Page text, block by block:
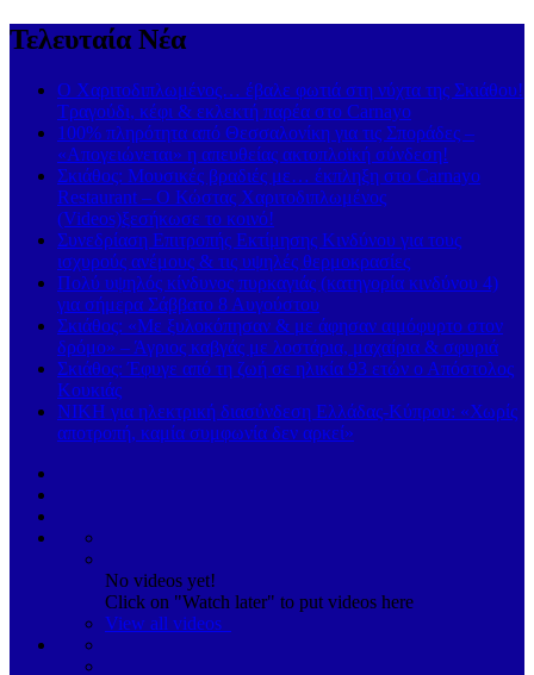
Τελευταία Νέα
Ο Χαριτοδιπλωμένος… έβαλε φωτιά στη νύχτα της Σκιάθου!
Τραγούδι, κέφι & εκλεκτή παρέα στο Carnayo
100% πληρότητα από Θεσσαλονίκη για τις Σποράδες –
«Απογειώνεται» η απευθείας ακτοπλοϊκή σύνδεση!
Σκιάθος: Μουσικές βραδιές με… έκπληξη στο Carnayo
Restaurant – Ο Κώστας Χαριτοδιπλωμένος
(Videos)ξεσήκωσε το κοινό!
Συνεδρίαση Επιτροπής Εκτίμησης Κινδύνου για τους
ισχυρούς ανέμους & τις υψηλές θερμοκρασίες
Πολύ υψηλός κίνδυνος πυρκαγιάς (κατηγορία κινδύνου 4)
για σήμερα Σάββατο 8 Αυγούστου
Σκιάθος: «Με ξυλοκόπησαν & με άφησαν αιμόφυρτο στον
δρόμο» – Άγριος καβγάς με λοστάρια, μαχαίρια & σφυριά
Σκιάθος: Έφυγε από τη ζωή σε ηλικία 93 ετών ο Απόστολος
Κουκιάς
ΝΙΚΗ για ηλεκτρική διασύνδεση Ελλάδας-Κύπρου: «Χωρίς
αποτροπή, καμία συμφωνία δεν αρκεί»
No videos yet!
Click on "Watch later" to put videos here
View all videos